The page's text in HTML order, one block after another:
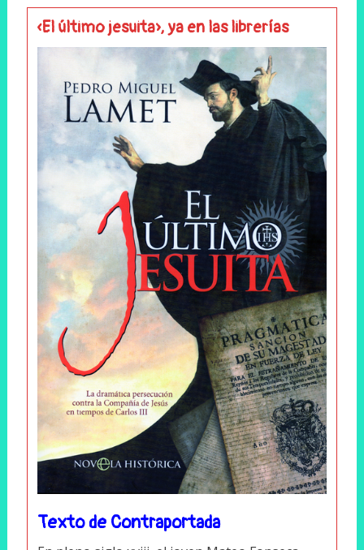
«El último jesuita», ya en las librerías
Texto de Contraportada